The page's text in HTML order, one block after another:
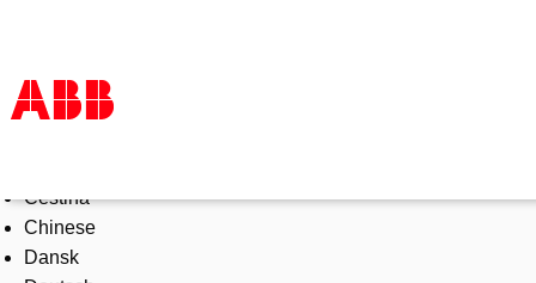
Products & Solutions
Industries
Services
Čeština
Chinese
Dansk